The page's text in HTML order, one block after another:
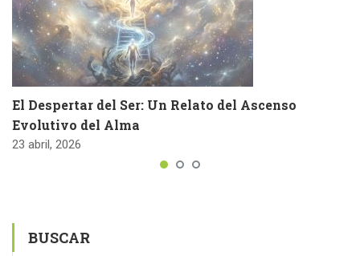
El Despertar del Ser: Un Relato del Ascenso
Evolutivo del Alma
23 abril, 2026
BUSCAR